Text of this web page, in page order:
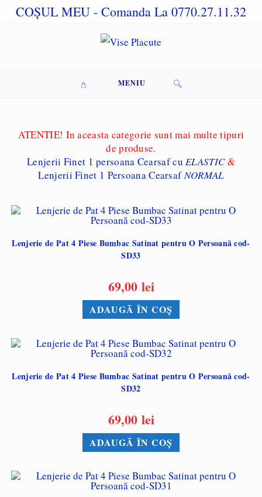
COȘUL MEU - Comanda La 0770.27.11.32
MENIU
ATENTIE! In aceasta categorie sunt mai multe tipuri
de produse.
Lenjerii Finet 1 persoana Cearsaf cu ELASTIC&
Lenjerii Finet 1 Persoana CearsafNORMAL
Lenjerie de Pat 4 Piese Bumbac Satinat pentru O Persoană cod-
SD33
69,00 lei
ADAUGĂ ÎN COȘ
Lenjerie de Pat 4 Piese Bumbac Satinat pentru O Persoană cod-
SD32
69,00 lei
ADAUGĂ ÎN COȘ